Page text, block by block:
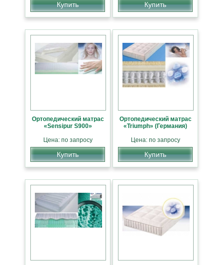
Купить Купить
Ортопедический матрас
«Sensipur S900»
Цена: по запросу
Купить
Ортопедический матрас
«Triumph» (Германия)
Цена: по запросу
Купить